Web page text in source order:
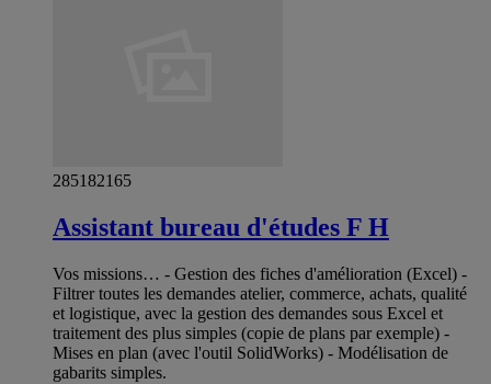
285182165
Assistant bureau d'études F H
Vos missions… - Gestion des fiches d'amélioration (Excel) -
Filtrer toutes les demandes atelier, commerce, achats, qualité
et logistique, avec la gestion des demandes sous Excel et
traitement des plus simples (copie de plans par exemple) -
Mises en plan (avec l'outil SolidWorks) - Modélisation de
gabarits simples.